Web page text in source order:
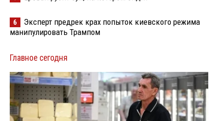
6
Эксперт предрек крах попыток киевского режима
манипулировать Трампом
Главное сегодня